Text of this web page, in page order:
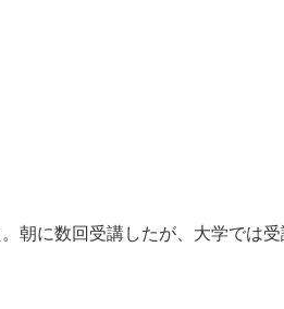
朝に数回受講したが、大学では